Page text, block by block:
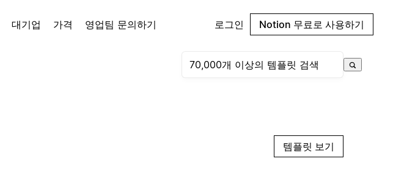
대기업 가격 영업팀 문의하기 로그인 Notion 무료로 사용하기
템플릿 보기